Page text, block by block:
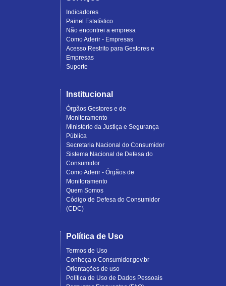
Indicadores
Painel Estatístico
Não encontrei a empresa
Como Aderir - Empresas
Acesso Restrito para Gestores e
Empresas
Suporte
Institucional
Órgãos Gestores e de
Monitoramento
Ministério da Justiça e Segurança
Pública
Secretaria Nacional do Consumidor
Sistema Nacional de Defesa do
Consumidor
Como Aderir - Órgãos de
Monitoramento
Quem Somos
Código de Defesa do Consumidor
(CDC)
Política de Uso
Termos de Uso
Conheça o Consumidor.gov.br
Orientações de uso
Política de Uso de Dados Pessoais